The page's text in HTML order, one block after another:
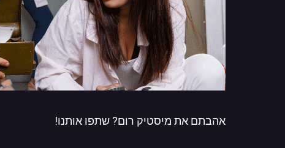
אהבתם את מיסטיק רום? שתפו אותנו!